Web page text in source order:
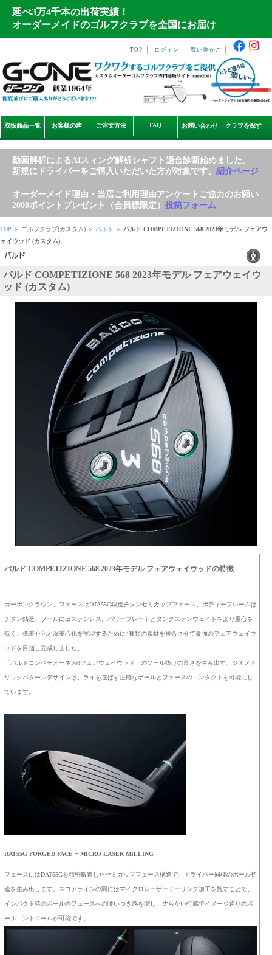
延べ3万4千本の出荷実績！
オーダーメイドのゴルフクラブを全国にお届け
TOP ログイン 買い物かご
取扱商品一覧 お客様の声 ご注文方法 FAQ お問い合わせ クラブを探す
動画解析によるAIスィング解析シャフト適合診断始めました。
新規にドライバーをご購入いただいた方が対象です。 紹介ページ
オーダーメイド理由・当店ご利用理由アンケートご協力のお願い
2000ポイントプレゼント（会員様限定） 投稿フォーム
TOP ＞ ゴルフクラブ(カスタム) ＞ バルド ＞ バルド COMPETIZIONE 568 2023年モデル フェアウ
ェイウッド (カスタム)
バルド COMPETIZIONE 568 2023年モデル フェアウェイウ
ッド (カスタム)
バルド COMPETIZIONE 568 2023年モデル フェアウェイウッドの特徴
カーボンクラウン、フェースはDTA55G鍛造チタンセミカップフェース、ボディーフレームは
チタン鋳造、ソールにはステンレス。パワープレートとタングステンウェイトをより重心を
低く、低重心化と深重心化を実現するために4種類の素材を複合させて最強のフェアウェイウ
ッドを目指し完成しました。
「バルドコンペチオーネ568フェアウェイウッド」のソール抜けの良さを生み出す、ジオメト
リックパターンデザインは、ライを選ばず正確なボールとフェースのコンタクトを可能にし
ています。
DAT55G FORGED FACE + MICRO LASER MILLING
フェースにはDAT55Gを精密鍛造したセミカップフェース構造で、ドライバー同様のボール初
速を生み出します。スコアラインの間にはマイクロレーザーミーリング加工を施すことで、
インパクト時のボールのフェースへの喰いつき感を増し、柔らかい打感でイメージ通りのボ
ールコントロールが可能です。